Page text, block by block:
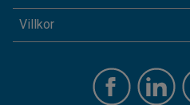
Villkor